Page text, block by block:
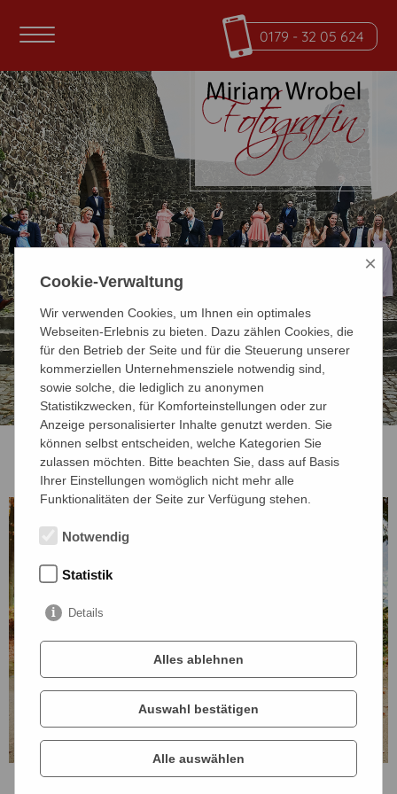
0179 - 32 05 624
Cookie-Verwaltung
×
Wir verwenden Cookies, um Ihnen ein optimales
Webseiten-Erlebnis zu bieten. Dazu zählen Cookies, die
für den Betrieb der Seite und für die Steuerung unserer
kommerziellen Unternehmensziele notwendig sind,
sowie solche, die lediglich zu anonymen
Statistikzwecken, für Komforteinstellungen oder zur
Anzeige personalisierter Inhalte genutzt werden. Sie
können selbst entscheiden, welche Kategorien Sie
zulassen möchten. Bitte beachten Sie, dass auf Basis
Ihrer Einstellungen womöglich nicht mehr alle
Funktionalitäten der Seite zur Verfügung stehen.
Notwendig
Statistik
Details
Alles ablehnen
Auswahl bestätigen
Alle auswählen